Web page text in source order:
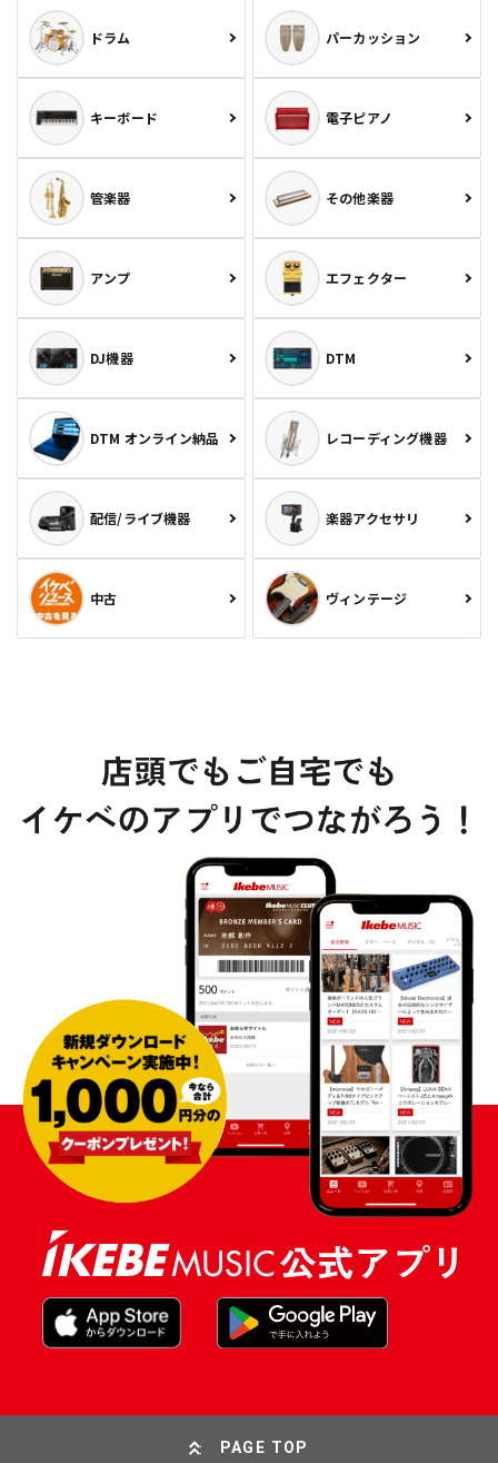
ドラム パーカッション
キーボード 電子ピアノ
管楽器 その他楽器
アンプ エフェクター
DJ機器 DTM
DTM オンライン納品 レコーディング機器
配信/ライブ機器 楽器アクセサリ
中古 ヴィンテージ
PAGE TOP